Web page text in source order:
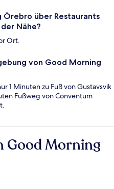
über Restaurants
Nähe?
Ort.
von Good Morning
1 Minuten zu Fuß von Gustavsvik
Fußweg von Conventum
Good Morning